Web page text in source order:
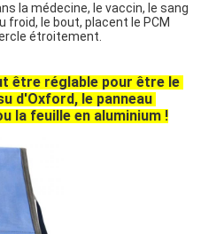
la médecine, le vaccin, le sang
le bout, placent le PCM
étroitement.
être réglable pour être le
d'Oxford, le panneau
la feuille en aluminium !